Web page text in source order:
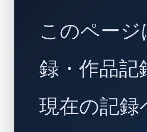
このページ
録・作品記
現在の記録